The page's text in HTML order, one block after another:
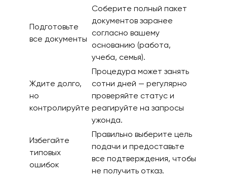
Подготовьте
все документы
Соберите полный пакет
документов заранее
согласно вашему
основанию (работа,
учеба, семья).
Ждите долго,
но
контролируйте
Процедура может занять
сотни дней — регулярно
проверяйте статус и
реагируйте на запросы
ужонда.
Избегайте
типовых
ошибок
Правильно выберите цель
подачи и предоставьте
все подтверждения, чтобы
не получить отказ.